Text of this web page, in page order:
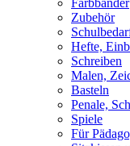
Farbbänder
Zubehör
Hefte,
Schreiben
Malen,
Basteln
Penale,
Spiele
Für